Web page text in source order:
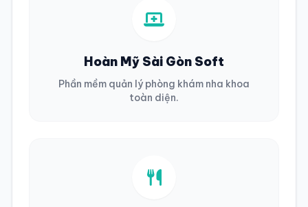
Hoàn Mỹ Sài Gòn Soft
Phần mềm quản lý phòng khám nha khoa
toàn diện.